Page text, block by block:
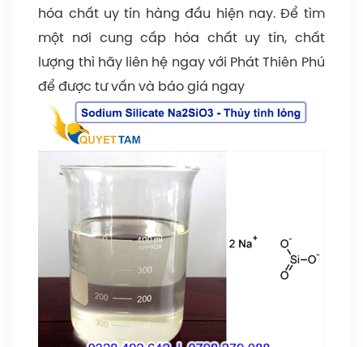
hóa chất uy tín hàng đầu hiện nay. Để tìm
một nơi cung cấp hóa chất uy tín, chất
lượng thì hãy liên hệ ngay với Phát Thiên Phú
để được tư vấn và báo giá ngay